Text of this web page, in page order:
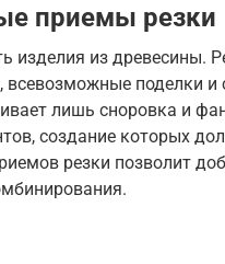
приемы резки
из древесины.
поделки и
лишь сноровка и
создание которых
резки позволит